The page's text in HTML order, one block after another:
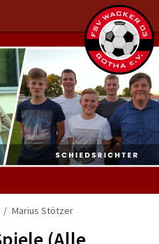
Marius Stötzer